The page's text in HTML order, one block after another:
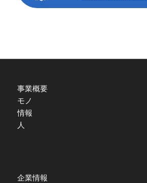
事業概要
モノ
情報
人
企業情報